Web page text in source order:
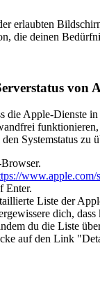
erlaubten
die deinen
von
die Apple-Dienste
Systemstatus zu
www.apple.com/
Enter.
Liste der
dich, dass
du die Liste
auf den Link